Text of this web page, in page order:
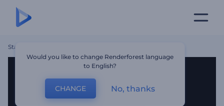
Startseite
Would you like to change Renderforest language
to English?
CHANGE No, thanks